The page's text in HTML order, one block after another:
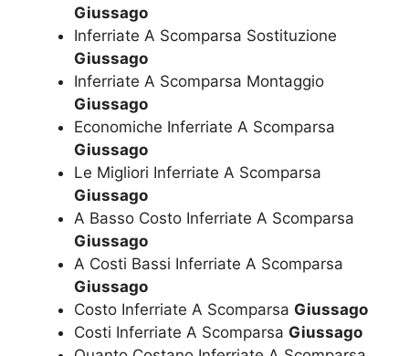
Giussago
Inferriate A Scomparsa Sostituzione
Giussago
Inferriate A Scomparsa Montaggio
Giussago
Economiche Inferriate A Scomparsa
Giussago
Le Migliori Inferriate A Scomparsa
Giussago
A Basso Costo Inferriate A Scomparsa
Giussago
A Costi Bassi Inferriate A Scomparsa
Giussago
Costo Inferriate A Scomparsa Giussago
Costi Inferriate A Scomparsa Giussago